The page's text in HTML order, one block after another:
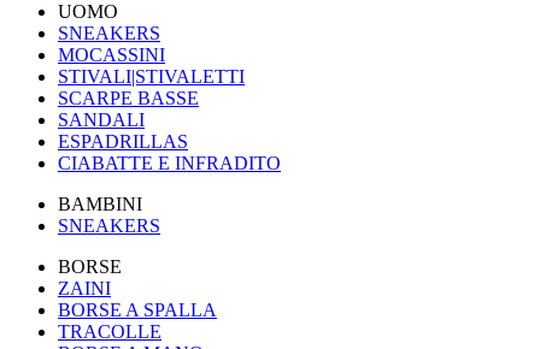
UOMO
SNEAKERS
MOCASSINI
STIVALI|STIVALETTI
SCARPE BASSE
SANDALI
ESPADRILLAS
CIABATTE E INFRADITO
BAMBINI
SNEAKERS
BORSE
ZAINI
BORSE A SPALLA
TRACOLLE